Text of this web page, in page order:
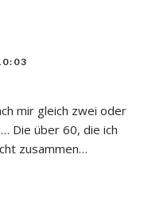
mir gleich zwei oder
Die über 60, die ich
zusammen…